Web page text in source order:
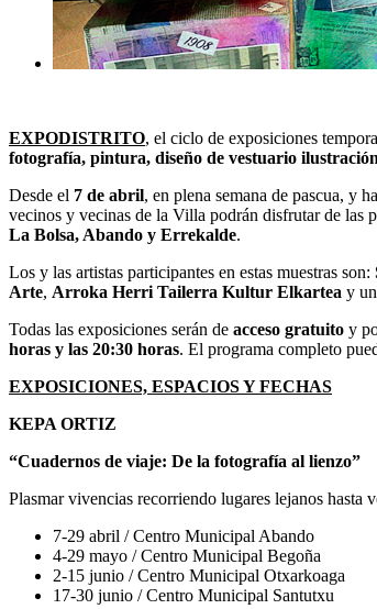
EXPODISTRITO, el ciclo de exposiciones
fotografía, pintura, diseño de vestuario
Desde el 7 de abril, en plena semana de pascua, y
vecinos y vecinas de la Villa podrán disfrutar de las
La Bolsa, Abando y Errekalde.
Los y las artistas participantes en estas muestras son:
Arte, Arroka Herri Tailerra Kultur Elkartea y
Todas las exposiciones serán de acceso gratuito y
horas y las 20:30 horas. El programa completo
EXPOSICIONES, ESPACIOS Y FECHAS
KEPA ORTIZ
“Cuadernos de viaje: De la fotografía al lienzo”
Plasmar vivencias recorriendo lugares lejanos hasta
7-29 abril / Centro Municipal Abando
4-29 mayo / Centro Municipal Begoña
2-15 junio / Centro Municipal Otxarkoaga
17-30 junio / Centro Municipal Santutxu